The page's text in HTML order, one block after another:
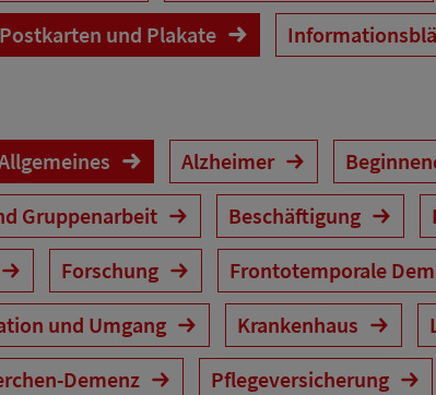
und Plakate
Alzheimer
Gruppenarbeit
Beschäftigung
Forschung Frontotemporale
und Umgang
Krankenhaus
Demenz
Pflegeversicherung